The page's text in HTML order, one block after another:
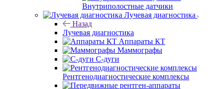
Внутриполостные датчики
Лучевая диагностика
Назад
Лучевая диагностика
Аппараты КТ
Маммографы
С-дуги
Рентгенодиагностические комплексы